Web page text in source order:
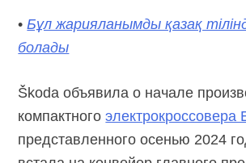
•Бұл жарияланымды қазақ
болады
Škoda объявила о начале
компактногоэлектрокроссовера
представленного осенью 2024